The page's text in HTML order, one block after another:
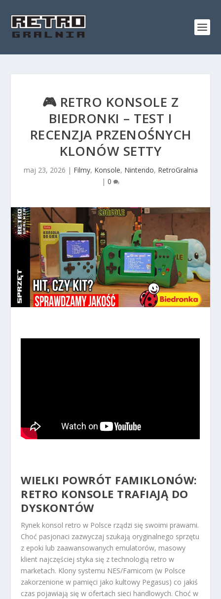
🎮 RETRO KONSOLE Z
BIEDRONKI – TEST I
RECENZJA PRZENOŚNYCH
KLONÓW SETTY
maj 23, 2026 | Filmy, Konsole, Nintendo, RetroGralnia
| 0
WIELKI POWRÓT FAMIKLONÓW:
RETRO KONSOLE TRAFIAJĄ DO
DYSKONTÓW
Rynek konsol retro w Polsce rządzi się swoimi prawami.
Choć pasjonaci zazwyczaj szukają oryginalnego sprzętu
z epoki lub zaawansowanych emulatorów, masowy
klient najczęściej styka się z technologią retro w
marketach. Klony systemu NES/Famicom (w Polsce
zakorzenione w pamięci jako kultowy Pegasus) co jakiś
czas pojawiają się w ofertach sieci handlowych. Choć w